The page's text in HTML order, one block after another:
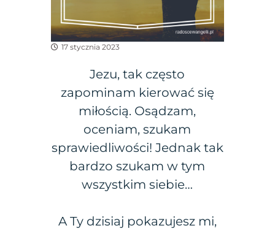
17 stycznia 2023
Jezu, tak często
zapominam kierować się
miłością. Osądzam,
oceniam, szukam
sprawiedliwości! Jednak tak
bardzo szukam w tym
wszystkim siebie…
A Ty dzisiaj pokazujesz mi,